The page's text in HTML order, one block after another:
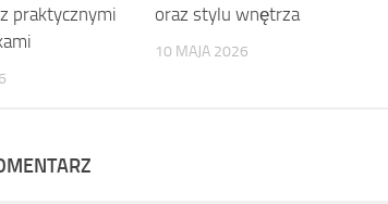
praktycznymi
oraz stylu wnętrza
10 MAJA 2026